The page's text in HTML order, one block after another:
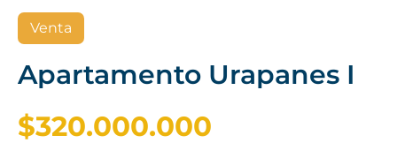
Venta
Apartamento Urapanes I
$320.000.000